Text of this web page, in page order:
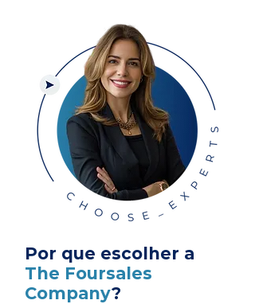
Por que escolher a
The Foursales
Company?